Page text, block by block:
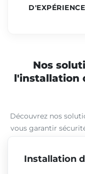
D'EXPÉRIENCE
Nos
l'installation
Découvrez nos
vous garantir
Installation